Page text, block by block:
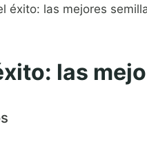
éxito: las mejores
las